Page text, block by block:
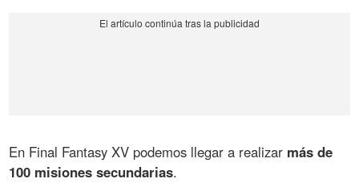
En Final Fantasy XV podemos llegar a realizar más de
100 misiones secundarias.